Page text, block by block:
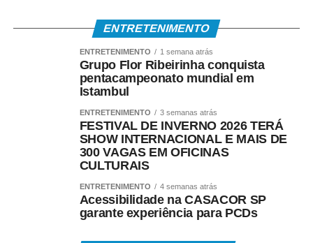
correntista e não possui chave Pix.
Como consultar
Os trabalhadores podem verificar informações sobre
• Aplicativo Carteira de Trabalho Digital;
• Portal Gov.br;
• Telefone 158 (Ministério do Trabalho);
ENTRETENIMENTO
ENTRETENIMENTO 1 semana atrás
Grupo Flor Ribeirinha conquista
pentacampeonato mundial em
Istambul
ENTRETENIMENTO 3 semanas atrás
FESTIVAL DE INVERNO 2026 TERÁ
SHOW INTERNACIONAL E MAIS DE
300 VAGAS EM OFICINAS
CULTURAIS
ENTRETENIMENTO 4 semanas atrás
Acessibilidade na CASACOR SP
garante experiência para PCDs